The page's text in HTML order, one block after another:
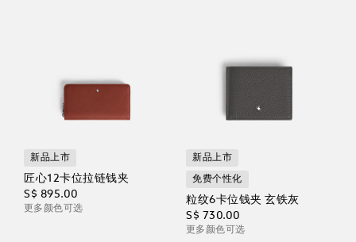
新品上市
匠心12卡位拉链钱夹
S$ 895.00
更多颜色可选
新品上市
免费个性化
粒纹6卡位钱夹 玄铁灰
S$ 730.00
更多颜色可选